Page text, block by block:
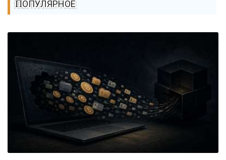
ПОПУЛЯРНОЕ